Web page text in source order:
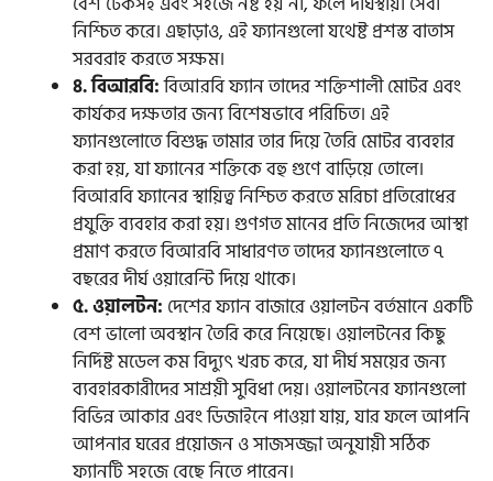
নিশ্চিত করে। এছাড়াও, এই ফ্যানগুলো যথেষ্ট প্রশস্ত বাতাস
সরবরাহ করতে সক্ষম।
৪. বিআরবি:বিআরবি ফ্যান তাদের শক্তিশালী মোটর এবং
কার্যকর দক্ষতার জন্য বিশেষভাবে পরিচিত। এই
ফ্যানগুলোতে বিশুদ্ধ তামার তার দিয়ে তৈরি মোটর ব্যবহার
করা হয়, যা ফ্যানের শক্তিকে বহু গুণে বাড়িয়ে তোলে।
বিআরবি ফ্যানের স্থায়িত্ব নিশ্চিত করতে মরিচা প্রতিরোধের
প্রযুক্তি ব্যবহার করা হয়। গুণগত মানের প্রতি নিজেদের আস্থা
প্রমাণ করতে বিআরবি সাধারণত তাদের ফ্যানগুলোতে ৭
বছরের দীর্ঘ ওয়ারেন্টি দিয়ে থাকে।
৫. ওয়ালটন: দেশের ফ্যান বাজারে ওয়ালটন বর্তমানে একটি
বেশ ভালো অবস্থান তৈরি করে নিয়েছে। ওয়ালটনের কিছু
নির্দিষ্ট মডেল কম বিদ্যুৎ খরচ করে, যা দীর্ঘ সময়ের জন্য
ব্যবহারকারীদের সাশ্রয়ী সুবিধা দেয়। ওয়ালটনের ফ্যানগুলো
বিভিন্ন আকার এবং ডিজাইনে পাওয়া যায়, যার ফলে আপনি
আপনার ঘরের প্রয়োজন ও সাজসজ্জা অনুযায়ী সঠিক
ফ্যানটি সহজে বেছে নিতে পারেন।